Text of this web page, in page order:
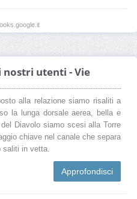
utenti - Vie
alla relazione siamo risaliti a
la lunga dorsale aerea, bella e
Diavolo siamo scesi alla Torre
chiave nel canale che separa
saliti in vetta.
Approfondisci